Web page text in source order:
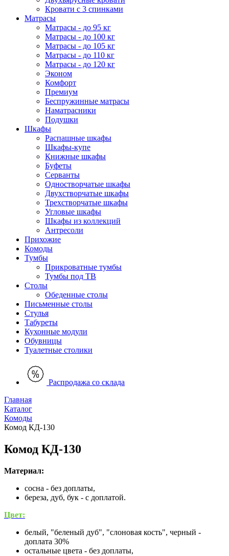
Кровати с 3 спинками
Матрасы
Матрасы - до 95 кг
Матрасы - до 100 кг
Матрасы - до 105 кг
Матрасы - до 110 кг
Матрасы - до 120 кг
Эконом
Комфорт
Премиум
Беспружинные матрасы
Наматрасники
Подушки
Шкафы
Распашные шкафы
Шкафы-купе
Книжные шкафы
Буфеты
Серванты
Одностворчатые шкафы
Двухстворчатые шкафы
Трехстворчатые шкафы
Угловые шкафы
Шкафы из коллекций
Антресоли
Прихожие
Комоды
Тумбы
Прикроватные тумбы
Тумбы под ТВ
Столы
Обеденные столы
Письменные столы
Стулья
Табуреты
Кухонные модули
Обувницы
Туалетные столики
Распродажа со склада
Главная
Каталог
Комоды
Комод КД-130
Комод КД-130
Материал:
сосна - без доплаты,
береза, дуб, бук - с доплатой.
Цвет:
белый, "беленый дуб", "слоновая кость", черный -
доплата 30%
остальные цвета - без доплаты,